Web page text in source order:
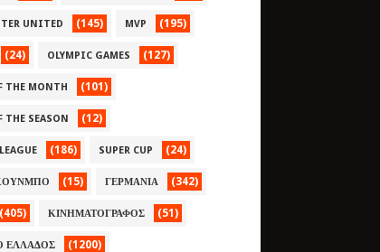
UNITED (145) MVP (195)
(24) OLYMPIC GAMES (127)
THE MONTH (101)
THE SEASON (12)
(186) SUPER CUP (24)
(15) ΓΕΡΜΑΝΙΑ (342)
(405) ΚΙΝΗΜΑΤΟΓΡΑΦΟΣ (51)
ΕΛΛΑΔΟΣ (1200)